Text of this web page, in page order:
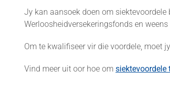
Jy kan aansoek doen om
Werloosheidversekeringsfonds en
Om te kwalifiseer vir die voordele, moet
Vind meer uit oor hoe om siektevoordele